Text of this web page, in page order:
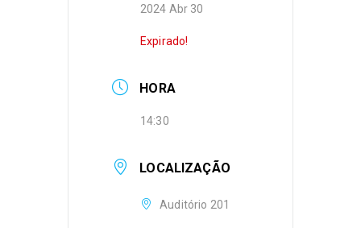
2024 Abr 30
Expirado!
HORA
14:30
LOCALIZAÇÃO
Auditório 201